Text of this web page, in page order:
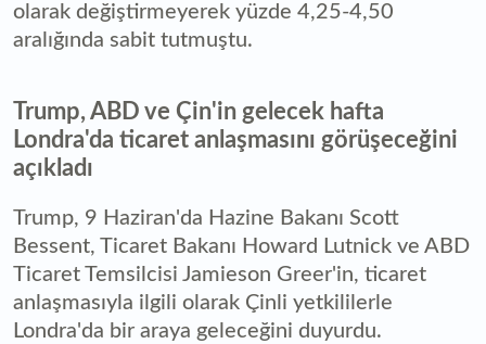
olarak değiştirmeyerek yüzde 4,25-4,50
aralığında sabit tutmuştu.
Trump, ABD ve Çin'in gelecek hafta
Londra'da ticaret anlaşmasını görüşeceğini
açıkladı
Trump, 9 Haziran'da Hazine Bakanı Scott
Bessent, Ticaret Bakanı Howard Lutnick ve ABD
Ticaret Temsilcisi Jamieson Greer'in, ticaret
anlaşmasıyla ilgili olarak Çinli yetkililerle
Londra'da bir araya geleceğini duyurdu.